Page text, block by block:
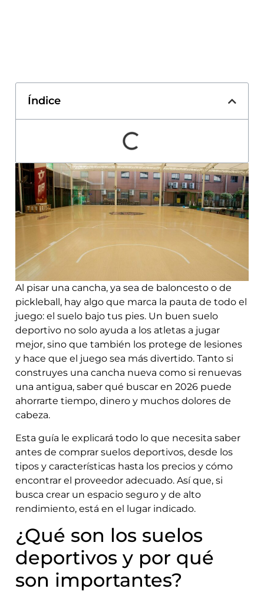
Índice
Al pisar una cancha, ya sea de baloncesto o de
pickleball, hay algo que marca la pauta de todo el
juego: el suelo bajo tus pies. Un buen suelo
deportivo no solo ayuda a los atletas a jugar
mejor, sino que también los protege de lesiones
y hace que el juego sea más divertido. Tanto si
construyes una cancha nueva como si renuevas
una antigua, saber qué buscar en 2026 puede
ahorrarte tiempo, dinero y muchos dolores de
cabeza.
Esta guía le explicará todo lo que necesita saber
antes de comprar suelos deportivos, desde los
tipos y características hasta los precios y cómo
encontrar el proveedor adecuado. Así que, si
busca crear un espacio seguro y de alto
rendimiento, está en el lugar indicado.
¿Qué son los suelos
deportivos y por qué
son importantes?